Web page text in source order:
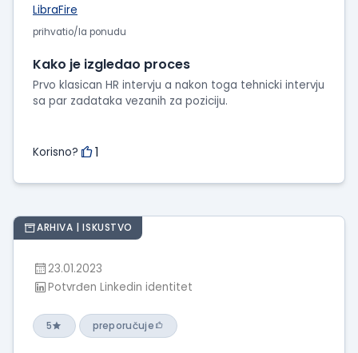
LibraFire
prihvatio/la ponudu
Kako je izgledao proces
Prvo klasican HR intervju a nakon toga tehnicki intervju
sa par zadataka vezanih za poziciju.
Korisno? 1
ARHIVA | ISKUSTVO
23.01.2023
Potvrđen Linkedin identitet
5 preporučuje